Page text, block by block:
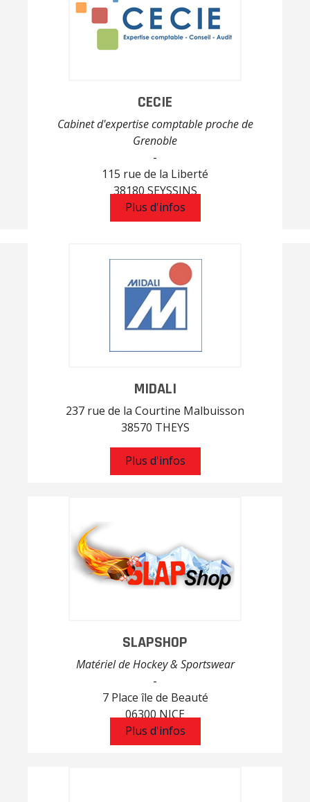
CECIE
Cabinet d'expertise comptable proche de
Grenoble
-
115 rue de la Liberté
38180 SEYSSINS
Plus d'infos
MIDALI
237 rue de la Courtine Malbuisson
38570 THEYS
Plus d'infos
SLAPSHOP
Matériel de Hockey & Sportswear
-
7 Place île de Beauté
06300 NICE
Plus d'infos